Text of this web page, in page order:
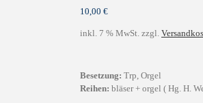
10,00 €
inkl. 7 % MwSt. zzgl.
Besetzung: Trp, Orgel
Reihen: bläser + orgel ( Hg. H.